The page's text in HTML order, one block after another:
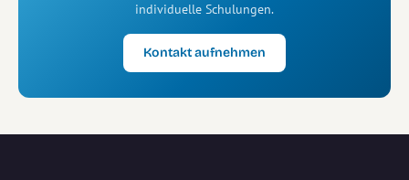
individuelle Schulungen.
Kontakt aufnehmen